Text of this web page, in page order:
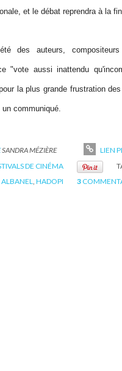
et le débat reprendra à la
des auteurs,
"vote aussi inattendu
la plus grande frustration
communiqué.
SANDRA MÉZIÈRE LIEN
DE CINÉMA
ALBANEL, HADOPI 3